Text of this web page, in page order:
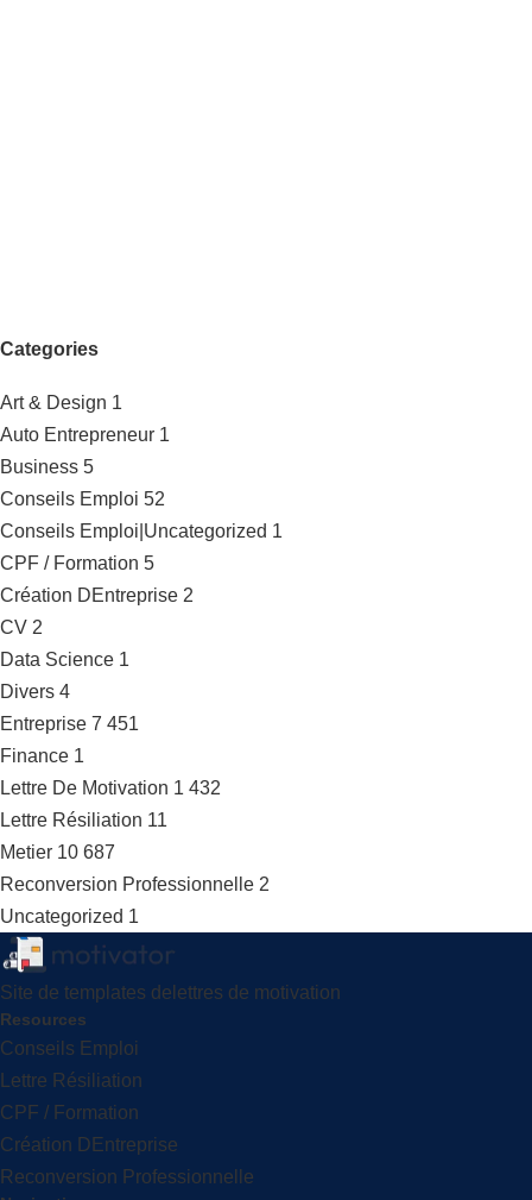
Categories
Art & Design 1
Auto Entrepreneur 1
Business 5
Conseils Emploi 52
Conseils Emploi|Uncategorized 1
CPF / Formation 5
Création DEntreprise 2
CV 2
Data Science 1
Divers 4
Entreprise 7 451
Finance 1
Lettre De Motivation 1 432
Lettre Résiliation 11
Metier 10 687
Reconversion Professionnelle 2
Uncategorized 1
Site de templates delettres de motivation
Resources
Conseils Emploi
Lettre Résiliation
CPF / Formation
Création DEntreprise
Reconversion Professionnelle